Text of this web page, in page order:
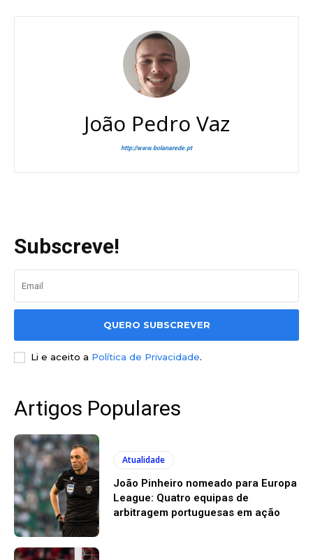
João Pedro Vaz
http://www.bolanarede.pt
Subscreve!
QUERO SUBSCREVER
Li e aceito a Política de Privacidade.
Artigos Populares
Atualidade
João Pinheiro nomeado para Europa
League: Quatro equipas de
arbitragem portuguesas em ação